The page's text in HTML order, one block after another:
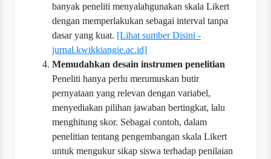
banyak peneliti menyalahgunakan skala Likert
dengan memperlakukan sebagai interval tanpa
dasar yang kuat. [Lihat sumber Disini -
jurnal.kwikkiangie.ac.id]
Memudahkan desain instrumen penelitian
Peneliti hanya perlu merumuskan butir
pernyataan yang relevan dengan variabel,
menyediakan pilihan jawaban bertingkat, lalu
menghitung skor. Sebagai contoh, dalam
penelitian tentang pengembangan skala Likert
untuk mengukur sikap siswa terhadap penilaian